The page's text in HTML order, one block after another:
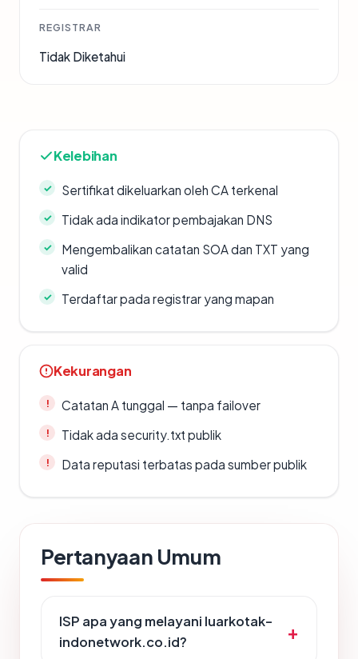
REGISTRAR
Tidak Diketahui
Kelebihan
Sertifikat dikeluarkan oleh CA terkenal
Tidak ada indikator pembajakan DNS
Mengembalikan catatan SOA dan TXT yang
valid
Terdaftar pada registrar yang mapan
Kekurangan
Catatan A tunggal — tanpa failover
Tidak ada security.txt publik
Data reputasi terbatas pada sumber publik
Pertanyaan Umum
ISP apa yang melayani luarkotak-
indonetwork.co.id?